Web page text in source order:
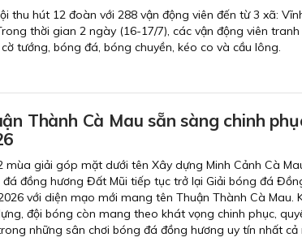
thu hút 12 đoàn với 288 vận động viên đến từ 3 xã:
thời gian 2 ngày (16-17/7), các vận động viên
tướng, bóng đá, bóng chuyền, kéo co và cầu lông.
Thành Cà Mau sẵn sàng chinh
mùa giải góp mặt dưới tên Xây dựng Minh Cảnh Cà
đồng hương Đất Mũi tiếp tục trở lại Giải bóng đá
với diện mạo mới mang tên Thuận Thành Cà Mau.
đội bóng còn mang theo khát vọng chinh phục,
những sân chơi bóng đá đồng hương uy tín nhất cả